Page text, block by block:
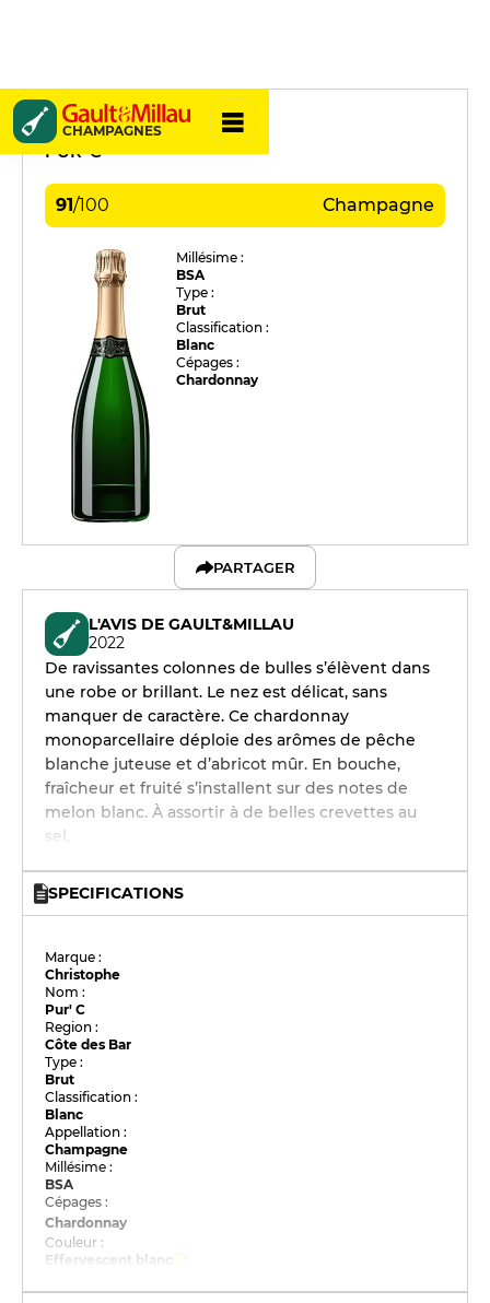
CHAMPAGNES
Christophe
PUR' C
91/100 Champagne
Millésime :
BSA
Type :
Brut
Classification :
Blanc
Cépages :
Chardonnay
PARTAGER
L'AVIS DE GAULT&MILLAU
2022
De ravissantes colonnes de bulles s’élèvent dans
une robe or brillant. Le nez est délicat, sans
manquer de caractère. Ce chardonnay
monoparcellaire déploie des arômes de pêche
blanche juteuse et d’abricot mûr. En bouche,
fraîcheur et fruité s’installent sur des notes de
melon blanc. À assortir à de belles crevettes au
sel.
SPECIFICATIONS
Marque :
Christophe
Nom :
Pur' C
Region :
Côte des Bar
Type :
Brut
Classification :
Blanc
Appellation :
Champagne
Millésime :
BSA
Cépages :
Chardonnay
Couleur :
Effervescent blanc